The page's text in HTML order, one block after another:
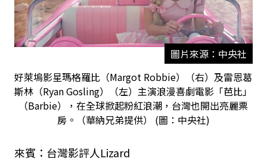
圖片來源：中央社
好萊塢影星瑪格羅比（Margot Robbie）（右）及雷恩葛
斯林（Ryan Gosling）（左）主演浪漫喜劇電影「芭比」
（Barbie），在全球掀起粉紅浪潮，台灣也開出亮麗票
房。（華納兄弟提供） (圖：中央社)
來賓：台灣影評人Lizard